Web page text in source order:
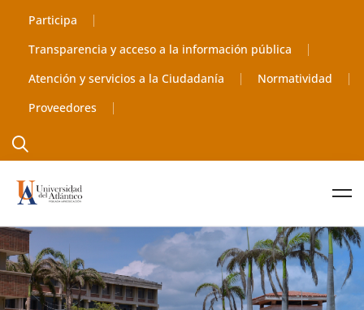
Participa
Transparencia y acceso a la información pública
Atención y servicios a la Ciudadanía
Normatividad
Proveedores